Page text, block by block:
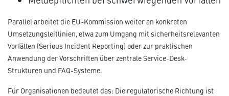
Parallel arbeitet die EU-Kommission weiter an konkreten
Umsetzungsleitlinien, etwa zum Umgang mit sicherheitsrelevanten
Vorfällen (Serious Incident Reporting) oder zur praktischen
Anwendung der Vorschriften über zentrale Service-Desk-
Strukturen und FAQ-Systeme.
Für Organisationen bedeutet das: Die regulatorische Richtung ist